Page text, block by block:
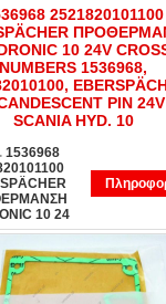
2521820101100
10 24V
NUMBERS 1536968,
PIN 24V
SCANIA HYD. 10
1536968
10 24